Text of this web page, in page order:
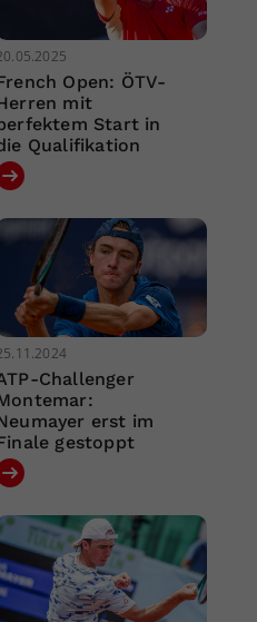
Open: ÖTV-
mit
Start in
Qualifikation
Challenger
erst im
gestoppt